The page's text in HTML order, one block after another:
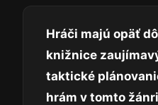
Hráči majú opäť
knižnice
taktické
hrám v tomto